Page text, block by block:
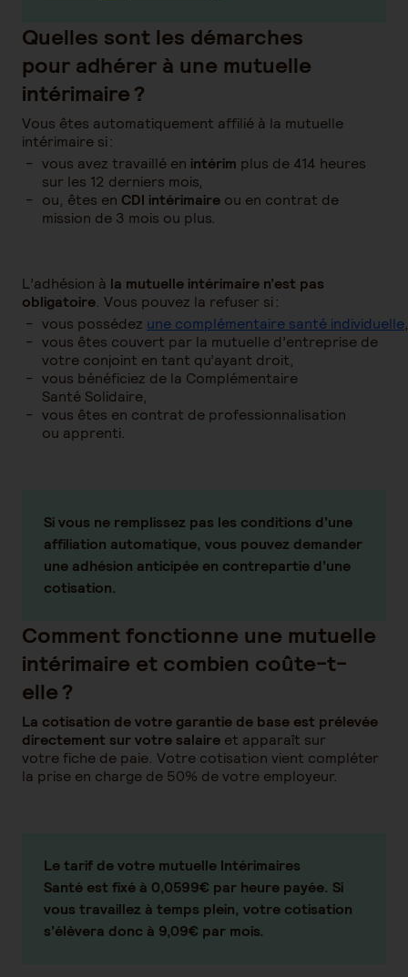
Quelles sont les démarches
pour adhérer à une mutuelle
intérimaire ?
Vous êtes automatiquement affilié à la mutuelle
intérimaire si :
vous avez travaillé en intérim plus de 414 heures
sur les 12 derniers mois,
ou, êtes en CDI intérimaire ou en contrat de
mission de 3 mois ou plus.
L’adhésion à la mutuelle intérimaire n’est pas
obligatoire. Vous pouvez la refuser si :
vous possédez une complémentaire santé individuelle
vous êtes couvert par la mutuelle d’entreprise de
votre conjoint en tant qu’ayant droit,
vous bénéficiez de la Complémentaire
Santé Solidaire,
vous êtes en contrat de professionnalisation
ou apprenti.
Si vous ne remplissez pas les conditions d’une
affiliation automatique, vous pouvez demander
une adhésion anticipée en contrepartie d’une
cotisation.
Comment fonctionne une mutuelle
intérimaire et combien coûte-t-
elle ?
La cotisation de votre garantie de base est prélevée
directement sur votre salaire et apparaît sur
votre fiche de paie. Votre cotisation vient compléter
la prise en charge de 50% de votre employeur.
Le tarif de votre mutuelle Intérimaires
Santé est fixé à 0,0599€ par heure payée. Si
vous travaillez à temps plein, votre cotisation
s’élèvera donc à 9,09€ par mois.